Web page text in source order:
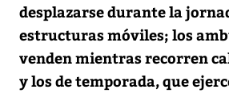
desplazarse durante la
estructuras móviles; los
venden mientras recorren
y los de temporada, que